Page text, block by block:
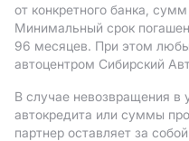
от конкретного банка,
Минимальный срок
96 месяцев. При этом
автоцентром Сибирский
В случае невозвращения
автокредита или суммы
партнер оставляет за